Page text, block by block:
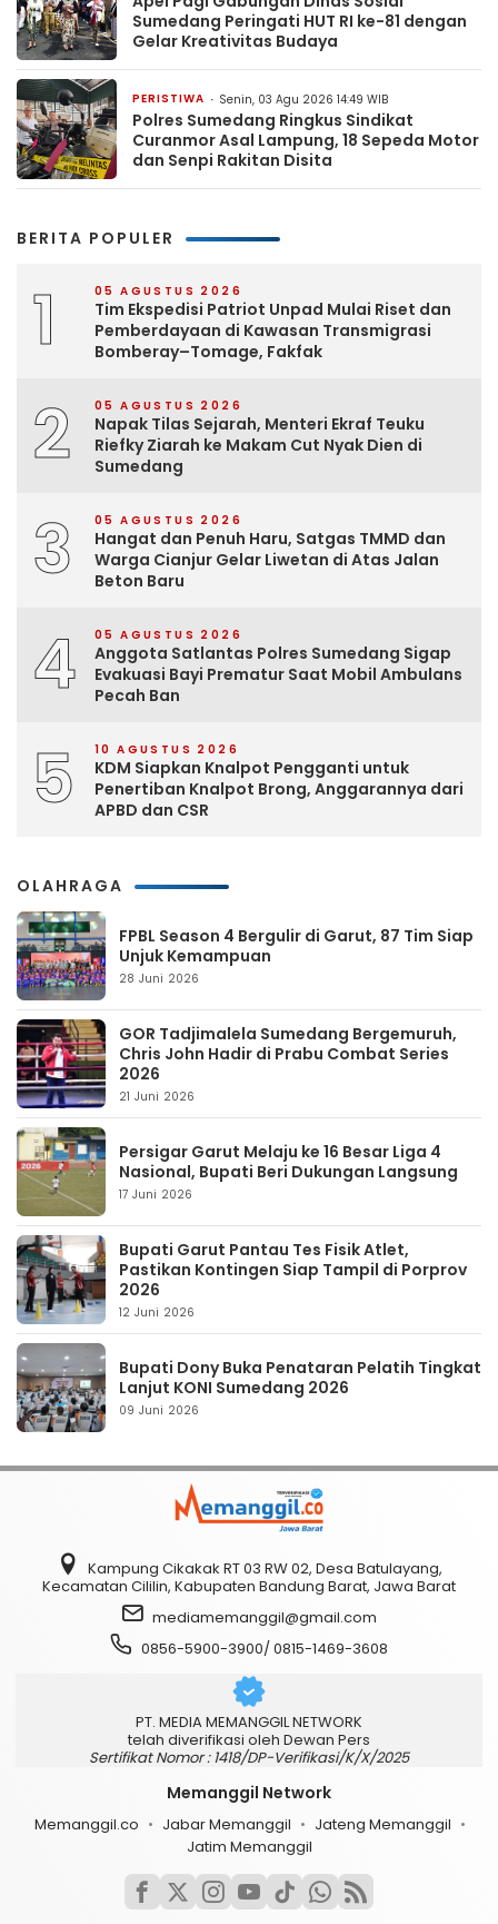
Sumedang Peringati HUT RI ke-81 dengan
Gelar Kreativitas Budaya
PERISTIWA Senin, 03 Agu 2026 14:49 WIB
Polres Sumedang Ringkus Sindikat
Curanmor Asal Lampung, 18 Sepeda Motor
dan Senpi Rakitan Disita
BERITA POPULER
1 05 AGUSTUS 2026
Tim Ekspedisi Patriot Unpad Mulai Riset dan
Pemberdayaan di Kawasan Transmigrasi
Bomberay–Tomage, Fakfak
2 05 AGUSTUS 2026
Napak Tilas Sejarah, Menteri Ekraf Teuku
Riefky Ziarah ke Makam Cut Nyak Dien di
Sumedang
3 05 AGUSTUS 2026
Hangat dan Penuh Haru, Satgas TMMD dan
Warga Cianjur Gelar Liwetan di Atas Jalan
Beton Baru
4 05 AGUSTUS 2026
Anggota Satlantas Polres Sumedang Sigap
Evakuasi Bayi Prematur Saat Mobil Ambulans
Pecah Ban
5 10 AGUSTUS 2026
KDM Siapkan Knalpot Pengganti untuk
Penertiban Knalpot Brong, Anggarannya dari
APBD dan CSR
OLAHRAGA
FPBL Season 4 Bergulir di Garut, 87 Tim Siap
Unjuk Kemampuan
28 Juni 2026
GOR Tadjimalela Sumedang Bergemuruh,
Chris John Hadir di Prabu Combat Series
2026
21 Juni 2026
Persigar Garut Melaju ke 16 Besar Liga 4
Nasional, Bupati Beri Dukungan Langsung
17 Juni 2026
Bupati Garut Pantau Tes Fisik Atlet,
Pastikan Kontingen Siap Tampil di Porprov
2026
12 Juni 2026
Bupati Dony Buka Penataran Pelatih Tingkat
Lanjut KONI Sumedang 2026
09 Juni 2026
Kampung Cikakak RT 03 RW 02, Desa Batulayang,
Kecamatan Cililin, Kabupaten Bandung Barat, Jawa Barat
mediamemanggil@gmail.com
0856-5900-3900/ 0815-1469-3608
PT. MEDIA MEMANGGIL NETWORK
telah diverifikasi oleh Dewan Pers
Sertifikat Nomor : 1418/DP-Verifikasi/K/X/2025
Memanggil Network
Memanggil.co Jabar Memanggil
Jateng Memanggil
Jatim Memanggil